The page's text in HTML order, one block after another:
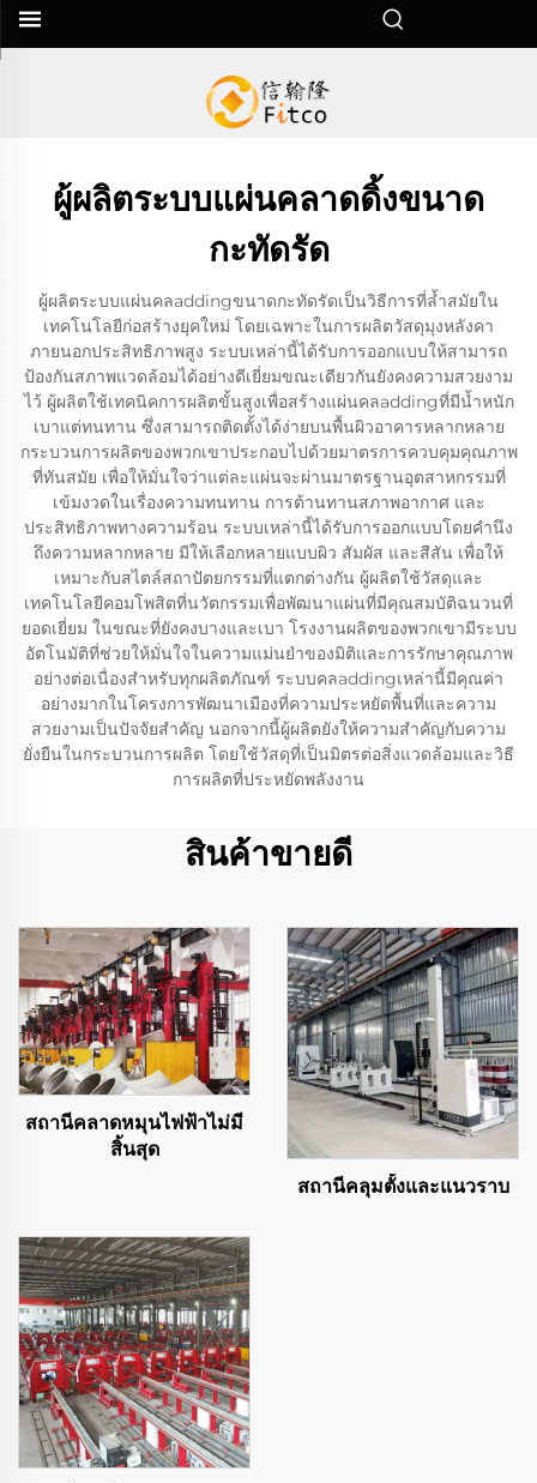
ผู้ผลิตระบบแผ่นคลาดดิ้งขนาด
กะทัดรัด
ผู้ผลิตระบบแผ่นคลaddingขนาดกะทัดรัดเป็นวิธีการที่ล้ำสมัยใน
เทคโนโลยีก่อสร้างยุคใหม่ โดยเฉพาะในการผลิตวัสดุมุงหลังคา
ภายนอกประสิทธิภาพสูง ระบบเหล่านี้ได้รับการออกแบบให้สามารถ
ป้องกันสภาพแวดล้อมได้อย่างดีเยี่ยมขณะเดียวกันยังคงความสวยงาม
ไว้ ผู้ผลิตใช้เทคนิคการผลิตขั้นสูงเพื่อสร้างแผ่นคลaddingที่มีน้ำหนัก
เบาแต่ทนทาน ซึ่งสามารถติดตั้งได้ง่ายบนพื้นผิวอาคารหลากหลาย
กระบวนการผลิตของพวกเขาประกอบไปด้วยมาตรการควบคุมคุณภาพ
ที่ทันสมัย เพื่อให้มั่นใจว่าแต่ละแผ่นจะผ่านมาตรฐานอุตสาหกรรมที่
เข้มงวดในเรื่องความทนทาน การต้านทานสภาพอากาศ และ
ประสิทธิภาพทางความร้อน ระบบเหล่านี้ได้รับการออกแบบโดยคำนึง
ถึงความหลากหลาย มีให้เลือกหลายแบบผิว สัมผัส และสีสัน เพื่อให้
เหมาะกับสไตล์สถาปัตยกรรมที่แตกต่างกัน ผู้ผลิตใช้วัสดุและ
เทคโนโลยีคอมโพสิตที่นวัตกรรมเพื่อพัฒนาแผ่นที่มีคุณสมบัติฉนวนที่
ยอดเยี่ยม ในขณะที่ยังคงบางและเบา โรงงานผลิตของพวกเขามีระบบ
อัตโนมัติที่ช่วยให้มั่นใจในความแม่นยำของมิติและการรักษาคุณภาพ
อย่างต่อเนื่องสำหรับทุกผลิตภัณฑ์ ระบบคลaddingเหล่านี้มีคุณค่า
อย่างมากในโครงการพัฒนาเมืองที่ความประหยัดพื้นที่และความ
สวยงามเป็นปัจจัยสำคัญ นอกจากนี้ผู้ผลิตยังให้ความสำคัญกับความ
ยั่งยืนในกระบวนการผลิต โดยใช้วัสดุที่เป็นมิตรต่อสิ่งแวดล้อมและวิธี
การผลิตที่ประหยัดพลังงาน
สินค้าขายดี
สถานีคลาดหมุนไฟฟ้าไม่มี
สิ้นสุด
สถานีคลุมตั้งและแนวราบ